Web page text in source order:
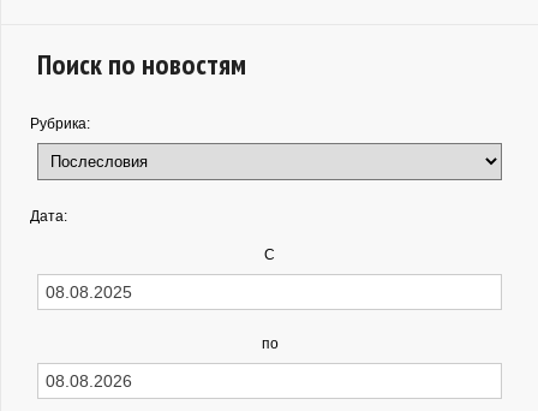
Поиск по новостям
Рубрика:
Дата:
С
по